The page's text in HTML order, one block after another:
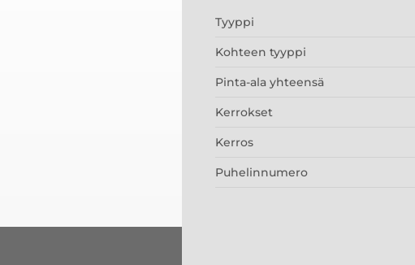
Tyyppi
Kohteen tyyppi
Pinta-ala yhteensä
Kerrokset
Kerros
Puhelinnumero